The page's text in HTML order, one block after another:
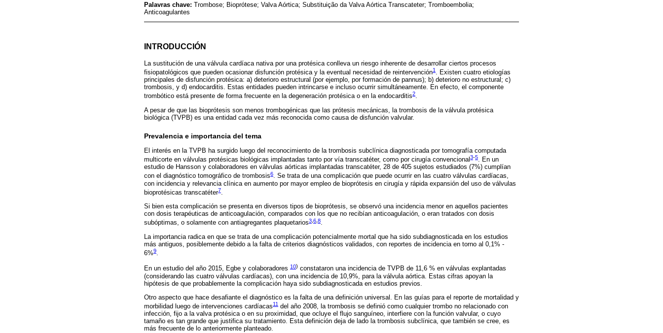
Palavras chave: Trombose; Bioprótese; Valva Aórtica; Substituição da Valva Aórtica Transcateter; Tromboembolia;
Anticoagulantes
INTRODUCCIÓN
La sustitución de una válvula cardíaca nativa por una protésica conlleva un riesgo inherente de desarrollar ciertos procesos
fisiopatológicos que pueden ocasionar disfunción protésica y la eventual necesidad de reintervención1 . Existen cuatro etiologías
principales de disfunción protésica: a) deterioro estructural (por ejemplo, por formación de pannus); b) deterioro no estructural; c)
trombosis, y d) endocarditis. Estas entidades pueden intrincarse e incluso ocurrir simultáneamente. En efecto, el componente
trombótico está presente de forma frecuente en la degeneración protésica o en la endocarditis2.
A pesar de que las bioprótesis son menos trombogénicas que las prótesis mecánicas, la trombosis de la válvula protésica
biológica (TVPB) es una entidad cada vez más reconocida como causa de disfunción valvular.
Prevalencia e importancia del tema
El interés en la TVPB ha surgido luego del reconocimiento de la trombosis subclínica diagnosticada por tomografía computada
multicorte en válvulas protésicas biológicas implantadas tanto por vía transcatéter, como por cirugía convencional3-5. En un
estudio de Hansson y colaboradores en válvulas aórticas implantadas transcatéter, 28 de 405 sujetos estudiados (7%) cumplían
con el diagnóstico tomográfico de trombosis6. Se trata de una complicación que puede ocurrir en las cuatro válvulas cardíacas,
con incidencia y relevancia clínica en aumento por mayor empleo de bioprótesis en cirugía y rápida expansión del uso de válvulas
bioprotésicas transcatéter7
Si bien esta complicación se presenta en diversos tipos de bioprótesis, se observó una incidencia menor en aquellos pacientes
con dosis terapéuticas de anticoagulación, comparados con los que no recibían anticoagulación, o eran tratados con dosis
subóptimas, o solamente con antiagregantes plaquetarios3 6 8.
La importancia radica en que se trata de una complicación potencialmente mortal que ha sido subdiagnosticada en los estudios
más antiguos, posiblemente debido a la falta de criterios diagnósticos validados, con reportes de incidencia en torno al 0,1% -
6%9.
En un estudio del año 2015, Egbe y colaboradores 10) constataron una incidencia de TVPB de 11,6 % en válvulas explantadas
(considerando las cuatro válvulas cardíacas), con una incidencia de 10,9%, para la válvula aórtica. Estas cifras apoyan la
hipótesis de que probablemente la complicación haya sido subdiagnosticada en estudios previos.
Otro aspecto que hace desafiante el diagnóstico es la falta de una definición universal. En las guías para el reporte de mortalidad y
morbilidad luego de intervenciones cardíacas11 del año 2008, la trombosis se definió como cualquier trombo no relacionado con
infección, fijo a la valva protésica o en su proximidad, que ocluye el flujo sanguíneo, interfiere con la función valvular, o cuyo
tamaño es tan grande que justifica su tratamiento. Esta definición deja de lado la trombosis subclínica, que también se cree, es
más frecuente de lo anteriormente planteado.